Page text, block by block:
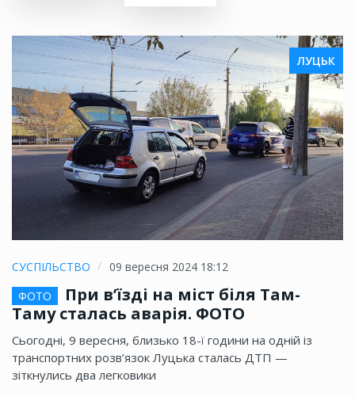
ЛУЦЬК
СУСПІЛЬСТВО
09 вересня 2024 18:12
ФОТО
При в’їзді на міст біля Там-
Таму сталась аварія. ФОТО
Сьогодні, 9 вересня, близько 18-ї години на одній із
транспортних розв’язок Луцька сталась ДТП —
зіткнулись два легковики